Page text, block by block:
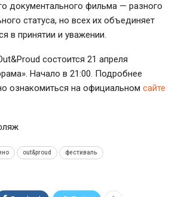
документального фильма — разного
статуса, но всех их объединяет
в принятии и уважении.
состоится 21 апреля
Начало в 21:00. Подробнее
ознакомиться на официальном сайте
оut&рroud фестиваль